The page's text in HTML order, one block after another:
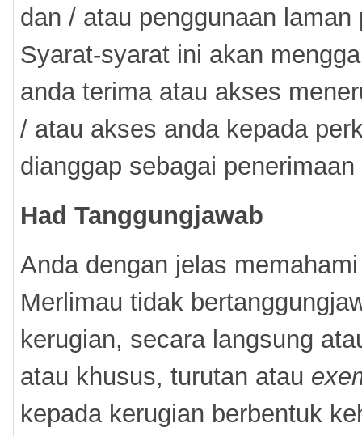
dan / atau penggunaan laman
Syarat-syarat ini akan
anda terima atau akses
/ atau akses anda kepada
dianggap sebagai
Had Tanggungjawab
Anda dengan jelas
Merlimau tidak
kerugian, secara langsung
atau khusus, turutan atau
kepada kerugian berbentuk